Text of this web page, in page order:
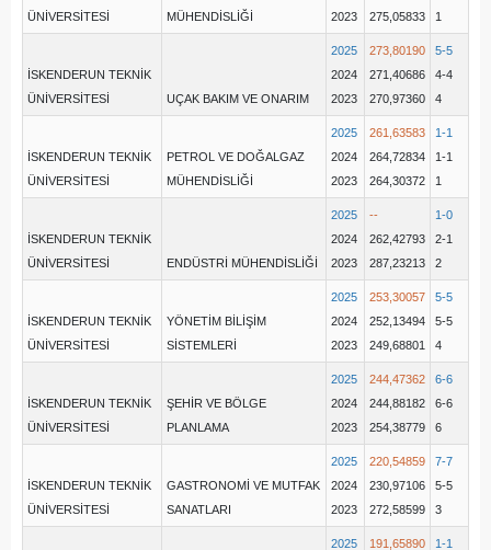
ÜNİVERSİTESİ
MÜHENDİSLİĞİ
2023
275,05833
1
İSKENDERUN TEKNİK
ÜNİVERSİTESİ
UÇAK BAKIM VE ONARIM
2025
2024
2023
273,80190
271,40686
270,97360
5-5
4-4
4
İSKENDERUN TEKNİK
ÜNİVERSİTESİ
PETROL VE DOĞALGAZ
MÜHENDİSLİĞİ
2025
2024
2023
261,63583
264,72834
264,30372
1-1
1-1
1
İSKENDERUN TEKNİK
ÜNİVERSİTESİ
ENDÜSTRİ MÜHENDİSLİĞİ
2025
2024
2023
--
262,42793
287,23213
1-0
2-1
2
İSKENDERUN TEKNİK
ÜNİVERSİTESİ
YÖNETİM BİLİŞİM
SİSTEMLERİ
2025
2024
2023
253,30057
252,13494
249,68801
5-5
5-5
4
İSKENDERUN TEKNİK
ÜNİVERSİTESİ
ŞEHİR VE BÖLGE
PLANLAMA
2025
2024
2023
244,47362
244,88182
254,38779
6-6
6-6
6
İSKENDERUN TEKNİK
ÜNİVERSİTESİ
GASTRONOMİ VE MUTFAK
SANATLARI
2025
2024
2023
220,54859
230,97106
272,58599
7-7
5-5
3
2025 191,65890 1-1